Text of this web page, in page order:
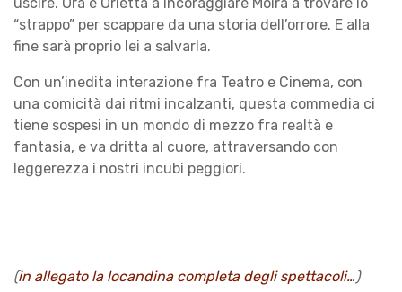
“strappo” per scappare da una storia dell’orrore. E alla
fine sarà proprio lei a salvarla.
Con un’inedita interazione fra Teatro e Cinema, con
una comicità dai ritmi incalzanti, questa commedia ci
tiene sospesi in un mondo di mezzo fra realtà e
fantasia, e va dritta al cuore, attraversando con
leggerezza i nostri incubi peggiori.
(in allegato la locandina completa degli spettacoli…)